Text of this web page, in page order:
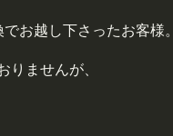
お越し下さったお客様。
りませんが、